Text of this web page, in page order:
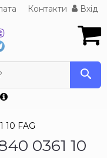
Контакти Вхід
10 FAG
0361 10